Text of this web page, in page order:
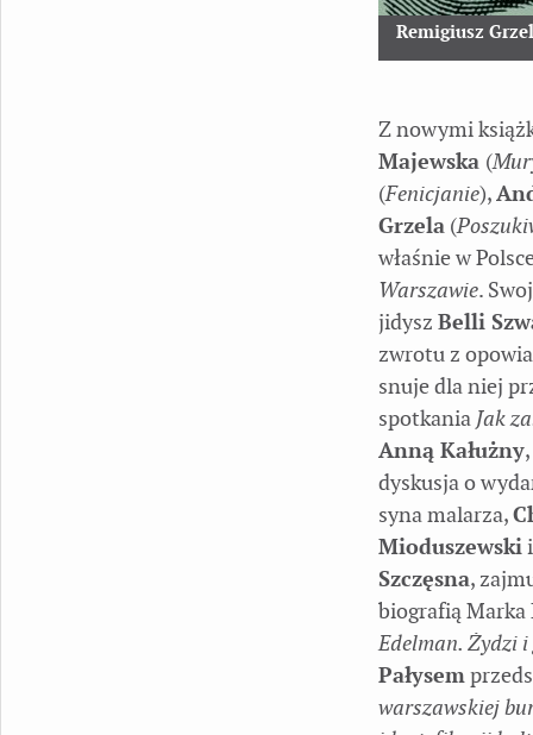
Remigiusz
Z nowymi
Majewska (
(Fenicjanie),
Grzela (
właśnie w
Warszawie.
jidysz Belli
zwrotu z
snuje dla niej
spotkania Jak
Anną Kałużny,
dyskusja o
syna malarza,
Mioduszewski
Szczęsna,
biografią
Edelman. Żydzi
Pałysem
warszawskiej